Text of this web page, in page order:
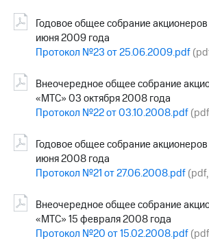
Годовое общее собрание
июня 2009 года
Протокол №23 от 25.06.2009.pdf
Внеочередное общее собрание
«МТС» 03 октября 2008 года
Протокол №22 от 03.10.2008.pdf
Годовое общее собрание
июня 2008 года
Протокол №21 от 27.06.2008.pdf
Внеочередное общее собрание
«МТС» 15 февраля 2008 года
Протокол №20 от 15.02.2008.pdf